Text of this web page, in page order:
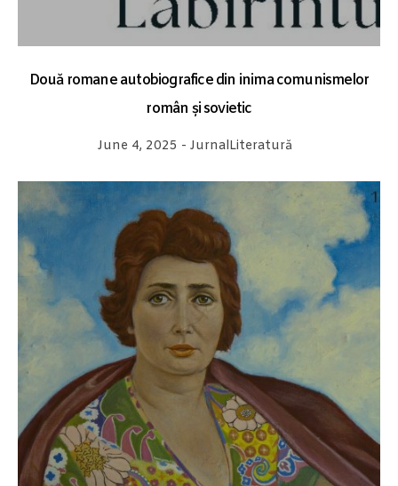
Două romane autobiografice din inima comunismelor
român și sovietic
June 4, 2025 - JurnalLiteratură